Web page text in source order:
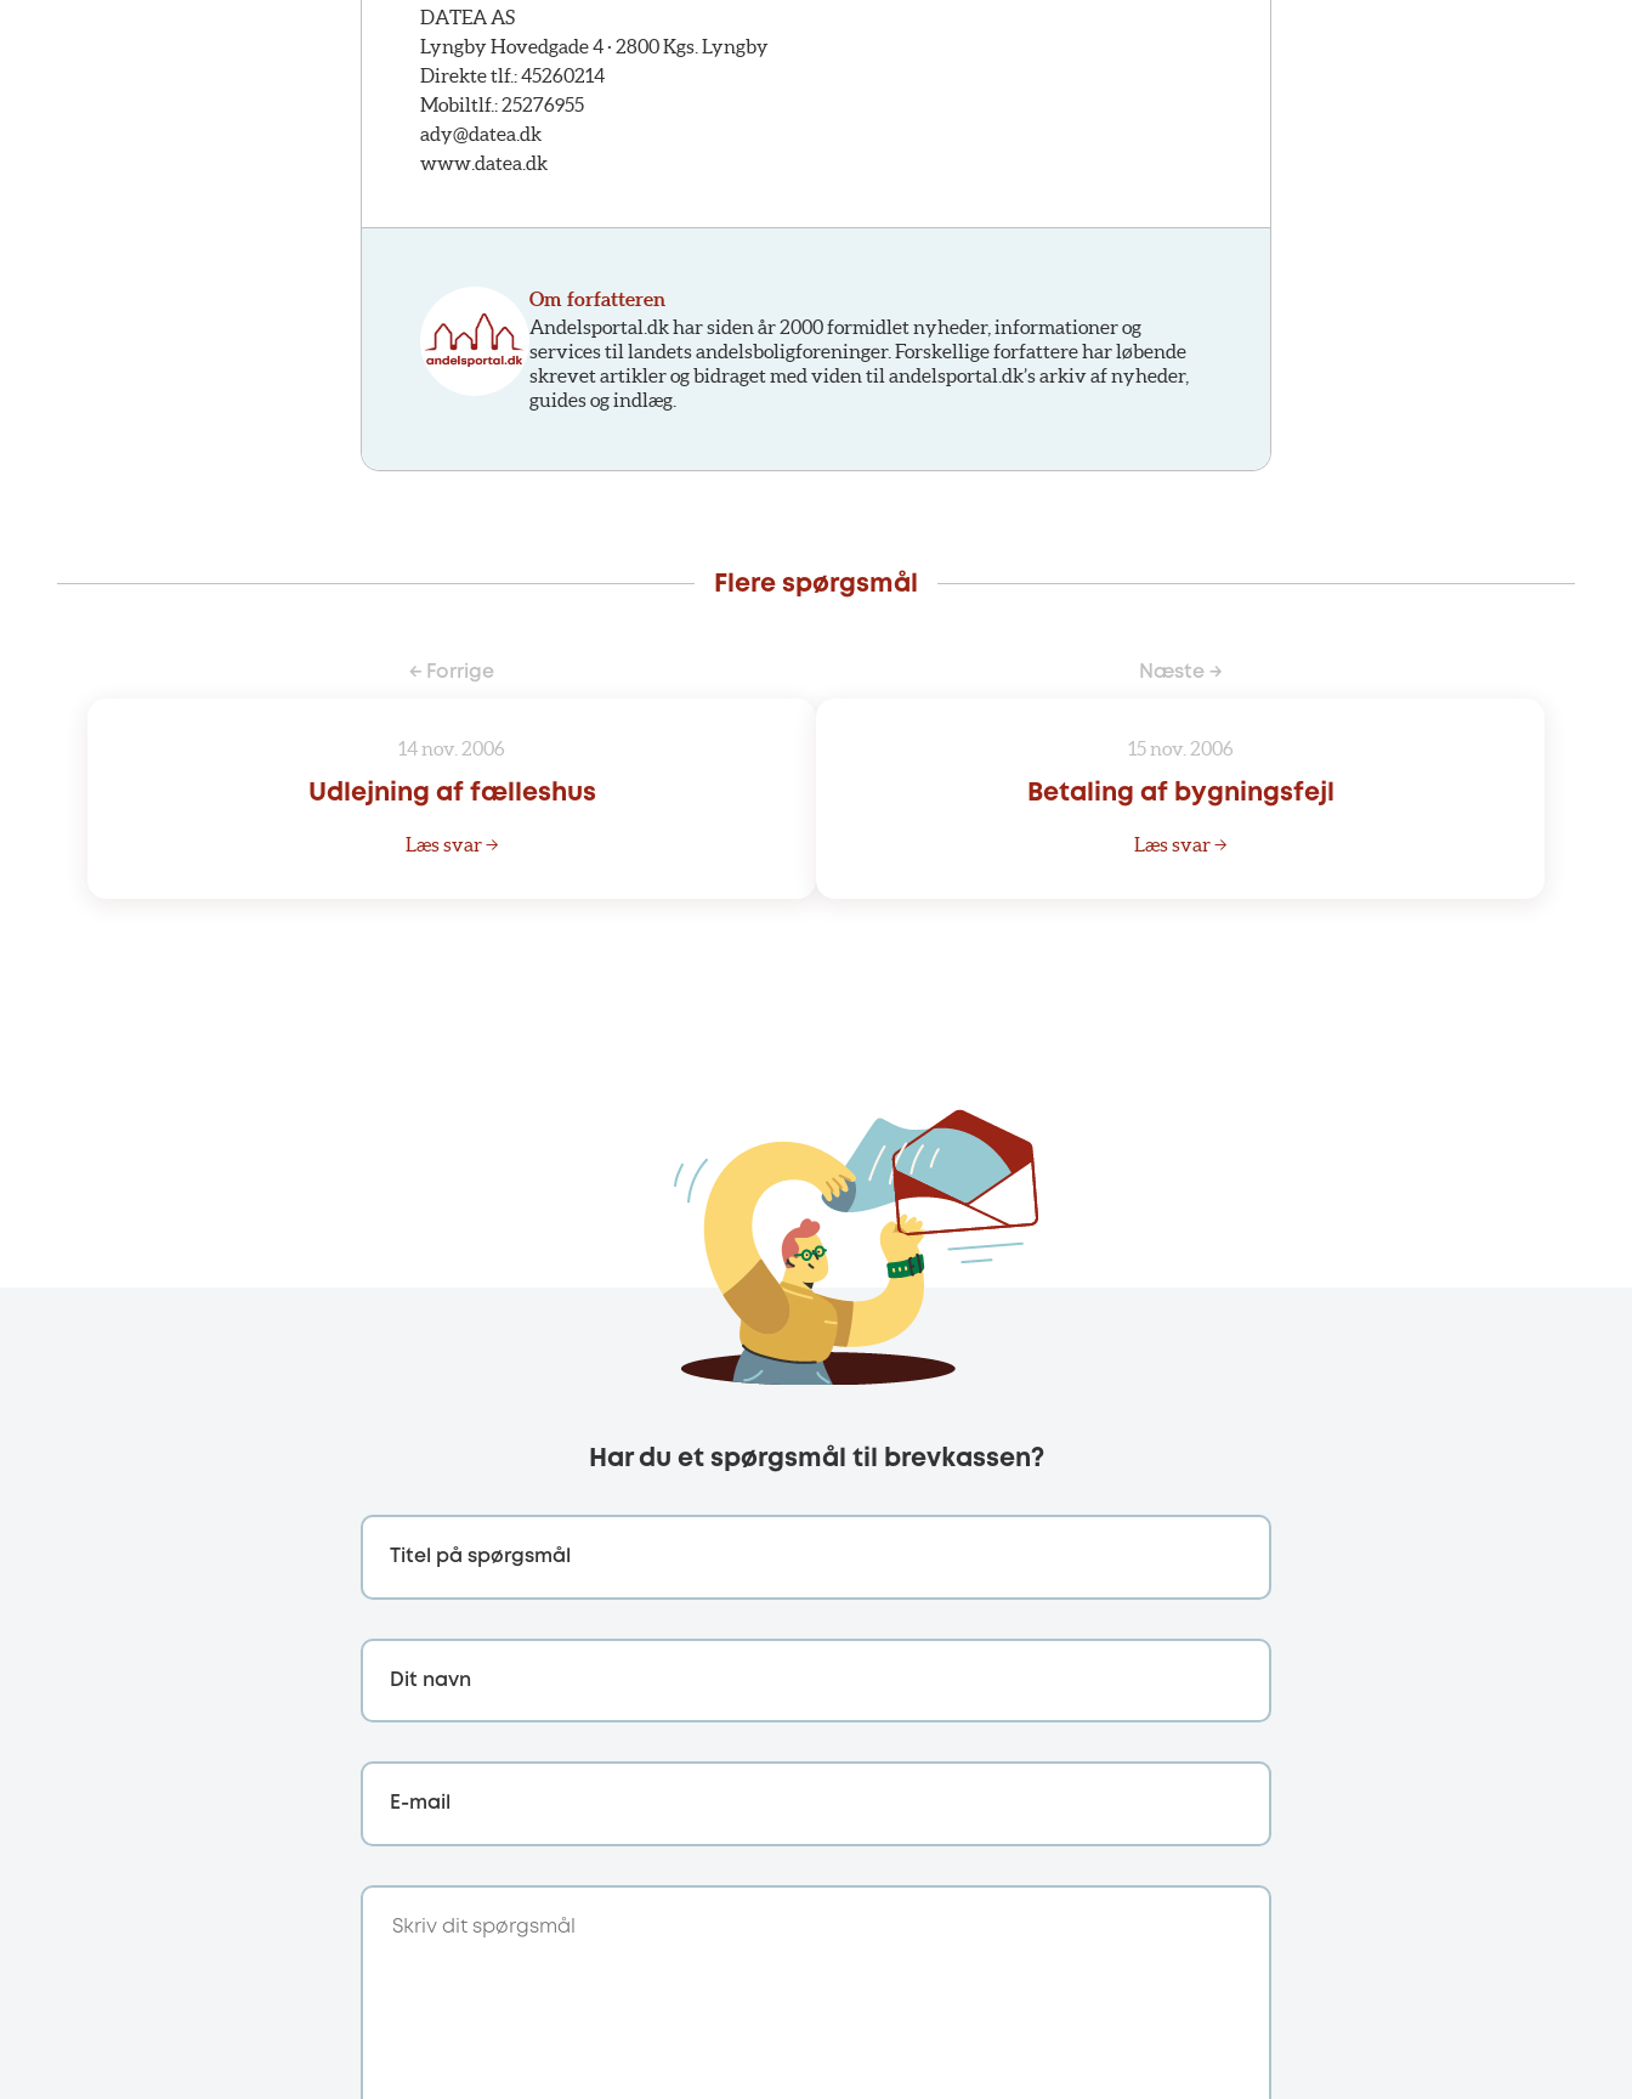
DATEA AS
Lyngby Hovedgade 4 · 2800 Kgs. Lyngby
Direkte tlf.: 45260214
Mobiltlf.: 25276955
ady@datea.dk
www.datea.dk
Om forfatteren
Andelsportal.dk har siden år 2000 formidlet nyheder, informationer og
services til landets andelsboligforeninger. Forskellige forfattere har løbende
skrevet artikler og bidraget med viden til andelsportal.dk’s arkiv af nyheder,
guides og indlæg.
Flere spørgsmål
← Forrige
14 nov. 2006
Udlejning af fælleshus
Læs svar →
Næste →
15 nov. 2006
Betaling af bygningsfejl
Læs svar →
Har du et spørgsmål til brevkassen?
Titel på spørgsmål
Dit navn
E-mail